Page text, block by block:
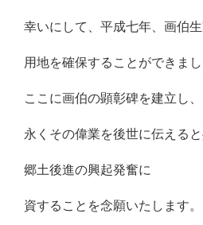
幸いにして、平成七年、画伯
用地を確保することができまし
ここに画伯の顕彰碑を建立し、
永くその偉業を後世に伝えると
郷土後進の興起発奮に
資することを念願いたします。